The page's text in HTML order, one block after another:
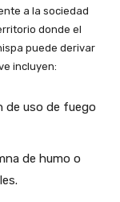
a la sociedad
donde el
puede derivar
incluyen:
de uso de fuego
de humo o